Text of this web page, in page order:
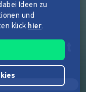
mit
Ideen zu
und
klick hier.